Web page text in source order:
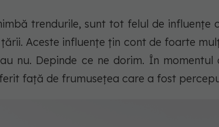
trendurile, sunt tot felul de influențe
Aceste influențe țin cont de foarte
nu. Depinde ce ne dorim. În
față de frumusețea care a fost